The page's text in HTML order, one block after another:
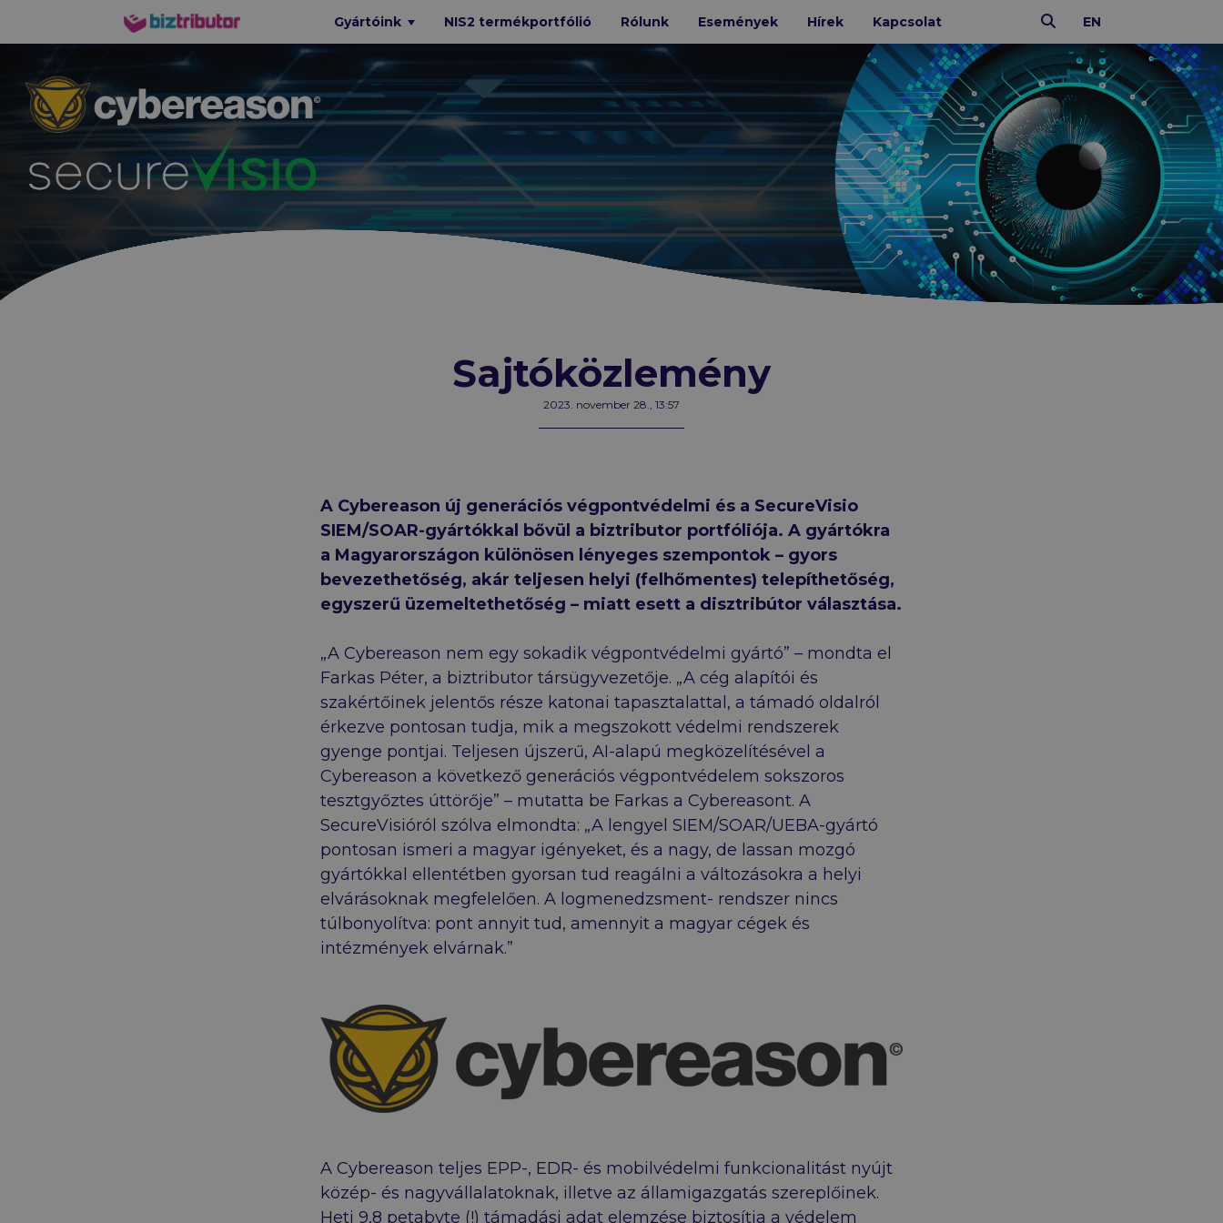
biztributor Gyártóink
HÁLÓZAT
Ruckus-
BIZTONSÁG
Bitdefender
N-able
Cybereason
Kiteworks
Xopero
Mandiant
GFI
Octiga
Cofense
IT ÜZEMELTETÉS
N-able
Xopero
Altaro
CoreView
NIS2 termékportfólió Rólunk Események Hírek Kapcsolat Keresés
EN
Sajtóközlemény
2023. november 28., 13:57
A Cybereason új generációs végpontvédelmi és a SecureVisio
SIEM/SOAR-gyártókkal bővül a biztributor portfóliója. A gyártókra
a Magyarországon különösen lényeges szempontok – gyors
bevezethetőség, akár teljesen helyi (felhőmentes) telepíthetőség,
egyszerű üzemeltethetőség – miatt esett a disztribútor választása.
„A Cybereason nem egy sokadik végpontvédelmi gyártó” – mondta el
Farkas Péter, a biztributor társügyvezetője. „A cég alapítói és
szakértőinek jelentős része katonai tapasztalattal, a támadó oldalról
érkezve pontosan tudja, mik a megszokott védelmi rendszerek
gyenge pontjai. Teljesen újszerű, AI-alapú megközelítésével a
Cybereason a következő generációs végpontvédelem sokszoros
tesztgyőztes úttörője” – mutatta be Farkas a Cybereasont. A
SecureVisióról szólva elmondta: „A lengyel SIEM/SOAR/UEBA-gyártó
pontosan ismeri a magyar igényeket, és a nagy, de lassan mozgó
gyártókkal ellentétben gyorsan tud reagálni a változásokra a helyi
elvárásoknak megfelelően. A logmenedzsment- rendszer nincs
túlbonyolítva: pont annyit tud, amennyit a magyar cégek és
intézmények elvárnak.”
A Cybereason teljes EPP-, EDR- és mobilvédelmi funkcionalitást nyújt
közép- és nagyvállalatoknak, illetve az államigazgatás szereplőinek.
Heti 9,8 petabyte (!) támadási adat elemzése biztosítja a védelem